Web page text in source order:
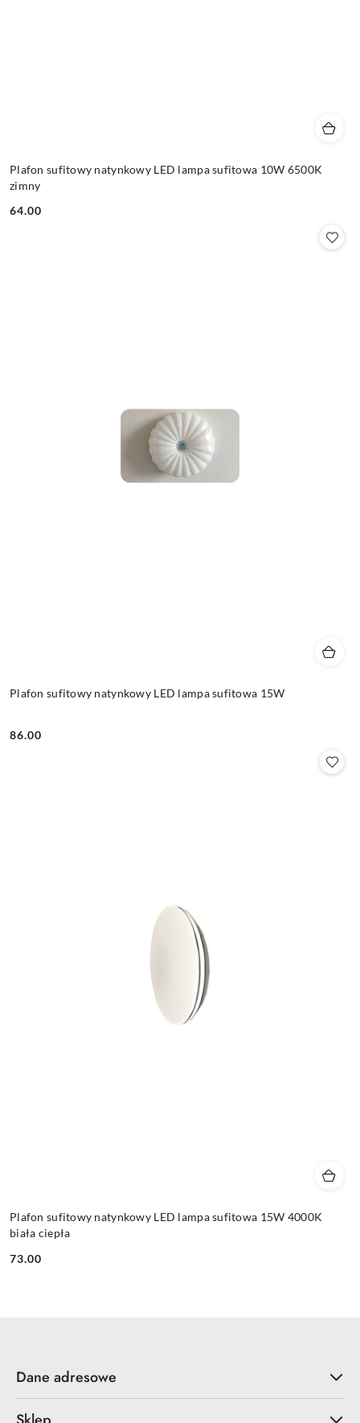
Plafon sufitowy natynkowy LED lampa sufitowa 10W 6500K
zimny
Cena:
64.00
Plafon sufitowy natynkowy LED lampa sufitowa 15W
Cena:
86.00
Plafon sufitowy natynkowy LED lampa sufitowa 15W 4000K
biała ciepła
Cena:
73.00
Dane adresowe